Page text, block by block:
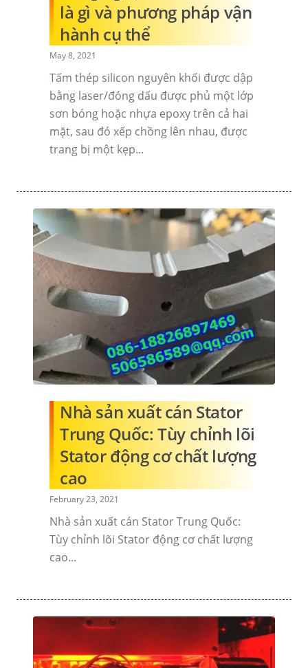
là gì và phương pháp vận
hành cụ thể
May 8, 2021
Tấm thép silicon nguyên khối được dập
bằng laser/đóng dấu được phủ một lớp
sơn bóng hoặc nhựa epoxy trên cả hai
mặt, sau đó xếp chồng lên nhau, được
trang bị một kẹp...
Nhà sản xuất cán Stator
Trung Quốc: Tùy chỉnh lõi
Stator động cơ chất lượng
cao
February 23, 2021
Nhà sản xuất cán Stator Trung Quốc:
Tùy chỉnh lõi Stator động cơ chất lượng
cao...